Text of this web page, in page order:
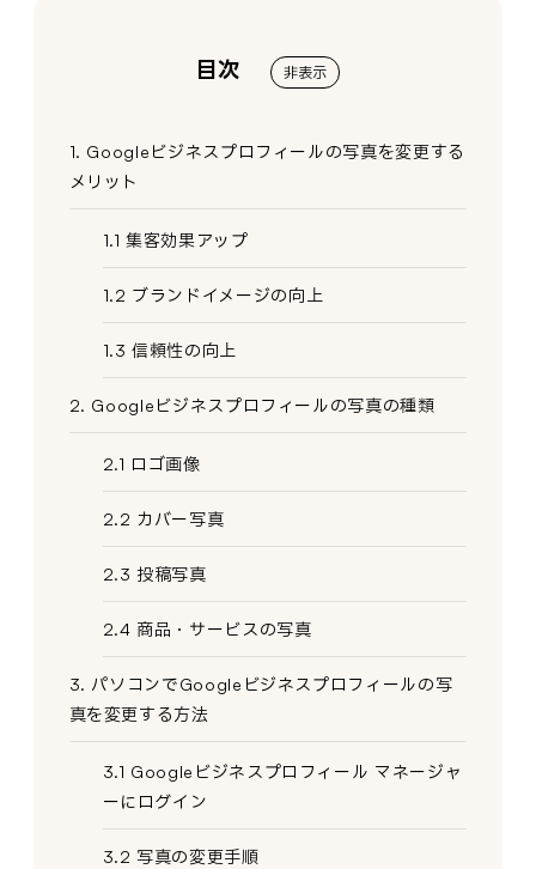
目次 非表示
1. Googleビジネスプロフィールの写真を変更する
メリット
1.1 集客効果アップ
1.2 ブランドイメージの向上
1.3 信頼性の向上
2. Googleビジネスプロフィールの写真の種類
2.1 ロゴ画像
2.2 カバー写真
2.3 投稿写真
2.4 商品・サービスの写真
3. パソコンでGoogleビジネスプロフィールの写
真を変更する方法
3.1 Googleビジネスプロフィール マネージャ
ーにログイン
3.2 写真の変更手順